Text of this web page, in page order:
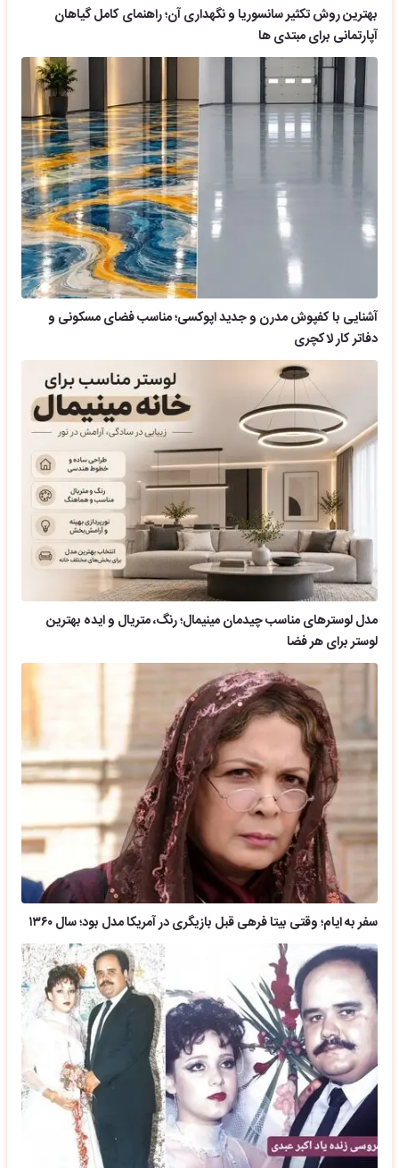
بهترین روش تکثیر سانسوریا و نگهداری آن؛ راهنمای کامل گیاهان
آپارتمانی برای مبتدی ها
آشنایی با کفپوش مدرن و جدید اپوکسی؛ مناسب فضای مسکونی و
دفاتر کار لاکچری
مدل لوسترهای مناسب چیدمان مینیمال؛ رنگ، متریال و ایده بهترین
لوستر برای هر فضا
سفر به ایام؛ وقتی بیتا فرهی قبل بازیگری در آمریکا مدل بود؛ سال ۱۳۶۰